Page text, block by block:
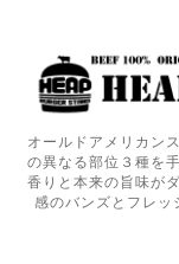
オールドアメリカン
の異なる部位３種を
香りと本来の旨味が
感のバンズとフレッ